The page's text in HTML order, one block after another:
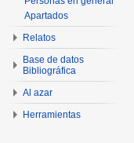
Apartados
Relatos
Base de datos
Bibliográfica
Al azar
Herramientas